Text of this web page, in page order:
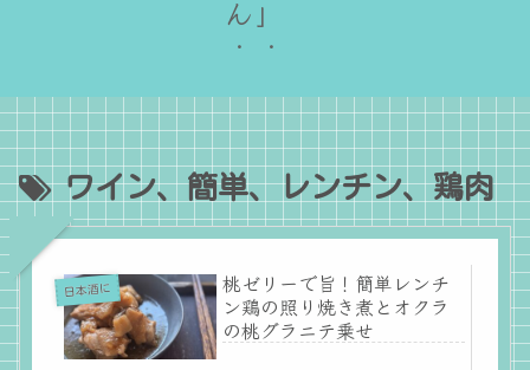
ん」
ワイン、簡単、レンチン、鶏肉
日本酒に
桃ゼリーで旨！簡単レンチ
ン鶏の照り焼き煮とオクラ
の桃グラニテ乗せ